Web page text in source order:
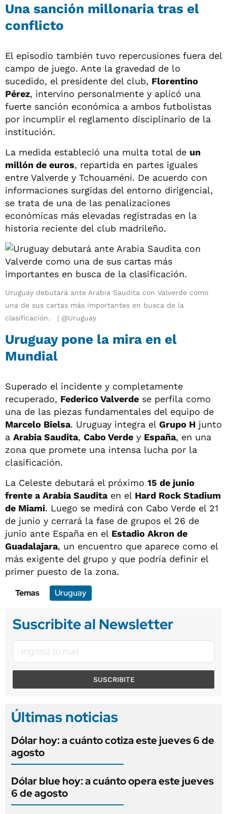
Una sanción millonaria tras el
conflicto
El episodio también tuvo repercusiones fuera del
campo de juego. Ante la gravedad de lo
sucedido, el presidente del club, Florentino
Pérez, intervino personalmente y aplicó una
fuerte sanción económica a ambos futbolistas
por incumplir el reglamento disciplinario de la
institución.
La medida estableció una multa total de un
millón de euros, repartida en partes iguales
entre Valverde y Tchouaméni. De acuerdo con
informaciones surgidas del entorno dirigencial,
se trata de una de las penalizaciones
económicas más elevadas registradas en la
historia reciente del club madrileño.
Uruguay debutará ante Arabia Saudita con Valverde como
una de sus cartas más importantes en busca de la
clasificación.
@Uruguay
Uruguay pone la mira en el
Mundial
Superado el incidente y completamente
recuperado, Federico Valverde se perfila como
una de las piezas fundamentales del equipo de
Marcelo Bielsa. Uruguay integra el Grupo H junto
a Arabia Saudita, Cabo Verde y España, en una
zona que promete una intensa lucha por la
clasificación.
La Celeste debutará el próximo 15 de junio
frente a Arabia Sauditaen el Hard Rock Stadium
de Miami. Luego se medirá con Cabo Verde el 21
de junio y cerrará la fase de grupos el 26 de
junio ante España en el Estadio Akron de
Guadalajara, un encuentro que aparece como el
más exigente del grupo y que podría definir el
primer puesto de la zona.
Temas
Uruguay
Suscribite al Newsletter
SUSCRIBITE
Últimas noticias
Dólar hoy: a cuánto cotiza este jueves 6 de
agosto
Dólar blue hoy: a cuánto opera este jueves
6 de agosto